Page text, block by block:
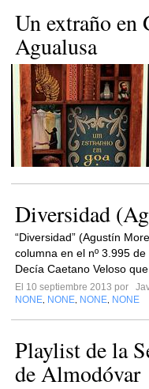
Un extraño en
Agualusa
Diversidad
“Diversidad” (Agustín
columna en el nº 3.995
Decía Caetano Veloso
El 10 septiembre 2013 por
NONE NONE NONE NONE
Playlist de la
de Almodóvar